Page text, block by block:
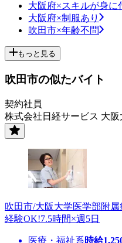
大阪府×スキルが身に
大阪府×制服あり
吹田市×年齢不問
もっと見る
吹田市の似たバイト
契約社員
株式会社日経サービス 大
吹田市/大阪大学医学部附
経験OK!7.5時間×週5日
医療・福祉系時給